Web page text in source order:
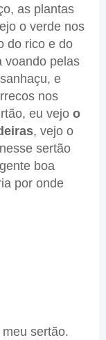
as plantas
o verde nos
do rico e do
voando pelas
e
nos
eu vejo o
, vejo o
sertão
boa
por onde
sertão.